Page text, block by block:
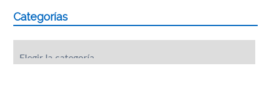
Categorías